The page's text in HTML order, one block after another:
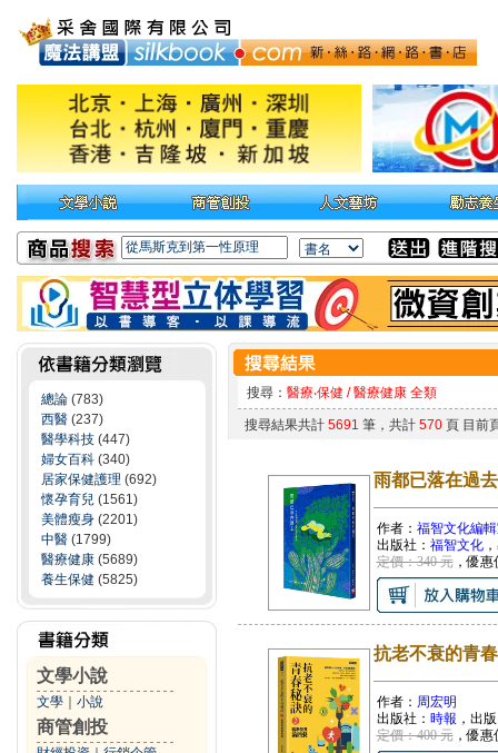
總論 (783)
西醫 (237)
醫學科技 (447)
婦女百科 (340)
居家保健護理 (692)
懷孕育兒 (1561)
美體瘦身 (2201)
中醫 (1799)
醫療健康 (5689)
養生保健 (5825)
文學小說
文學 小說
商管創投
搜尋： 醫療‧保健 / 醫療健康 全類
搜尋結果共計 5691 筆，共計 570頁 目前
雨都已落在過去
作者： 福智文化編
出版社： 福智文化
定價：340 元，優惠
抗老不衰的青
作者： 周宏明
出版社： 時報 ，出
定價：400 元，優惠